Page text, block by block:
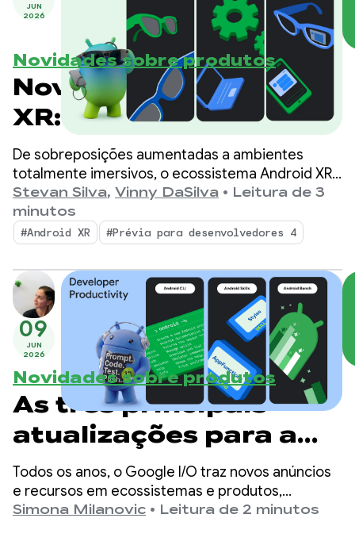
JUN
2026
Novidades sobre produtos
Novidades do Android
XR: ferramentas,
suporte a mecanismos
e atualizações do
ecossistema
De sobreposições aumentadas a ambientes
totalmente imersivos, o ecossistema Android XR
está crescendo rapidamente, e o Samsung
Galaxy XR já está disponível.
Stevan Silva, Vinny DaSilva • Leitura de 3
minutos
#Android XR #Prévia para desenvolvedores 4
09
JUN
2026
Novidades sobre produtos
As três principais
atualizações para a
produtividade de
desenvolvedores
Android
Todos os anos, o Google I/O traz novos anúncios
e recursos em ecossistemas e produtos,
incluindo o desenvolvimento do Android. À
Simona Milanovic • Leitura de 2 minutos